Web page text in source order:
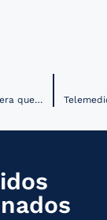
Especialista considera que Latinoamérica esta lista para la Salud Digital